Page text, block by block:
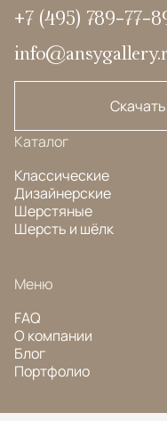
+7 (495) 789-77-
Каталог
Классические
Дизайнерские
Шерстяные
Шерсть и шёлк
Меню
FAQ
О компании
Блог
Портфолио